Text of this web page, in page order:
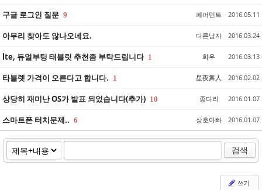
구글 로그인 질문 9 페퍼민트 2016.05.11
아무리 찾아도 않나오네요. 다른남자 2016.03.24
lte, 듀얼부팅 태블릿 추천좀 부탁드립니다 1 화우 2016.03.13
타블렛 가격이 오른다고 합니다. 1 星夜舞人 2016.02.02
상당히 재미난 OS가 발표 되었습니다(추가) 10 종다리 2016.01.07
스마트폰 터치문제.. 6 상호아빠 2016.01.07
검색
쓰기